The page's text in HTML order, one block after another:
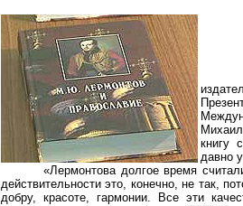
книгу
давно
«Лермонтова долгое время
действительности это, конечно, не так,
добру, красоте, гармонии. Все эти